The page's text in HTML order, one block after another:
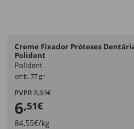
Creme Fixador Próteses
Polident
Polident
emb. 77 gr
PVPR 8,69€
6,51€
84,55€/kg